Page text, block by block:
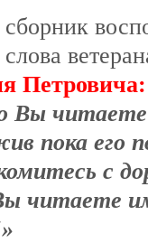
Петровича:
Вы
пока
с
читаете